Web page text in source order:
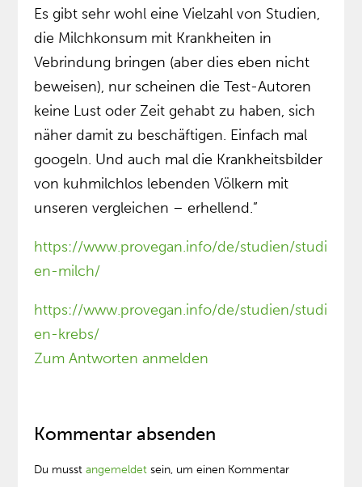
Es gibt sehr wohl eine Vielzahl von Studien,
die Milchkonsum mit Krankheiten in
Vebrindung bringen (aber dies eben nicht
beweisen), nur scheinen die Test-Autoren
keine Lust oder Zeit gehabt zu haben, sich
näher damit zu beschäftigen. Einfach mal
googeln. Und auch mal die Krankheitsbilder
von kuhmilchlos lebenden Völkern mit
unseren vergleichen – erhellend.”
https://www.provegan.info/de/studien/studi
en-milch/
https://www.provegan.info/de/studien/studi
en-krebs/
Zum Antworten anmelden
Kommentar absenden
Du musstangemeldet sein, um einen Kommentar